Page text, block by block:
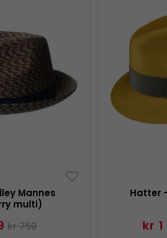
Mannes
multi)
kr 759
Hatter
kr